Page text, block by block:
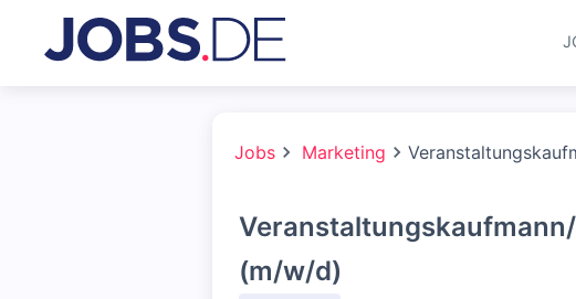
Jobs Marketing
(m/w/d)